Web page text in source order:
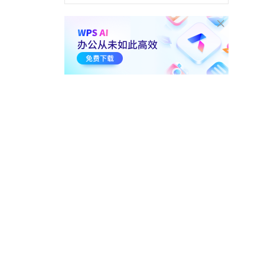
4-1.
PPT的演讲计时模式
21.7万
4-2.
放映PPT时如何用 画笔对内